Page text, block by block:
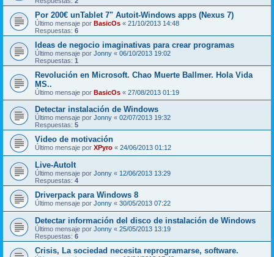
Por 200€ unTablet 7" Autoit-Windows apps (Nexus 7)
Último mensaje por BasicOs « 21/10/2013 14:48
Respuestas: 6
Ideas de negocio imaginativas para crear programas
Último mensaje por Jonny « 06/10/2013 19:02
Respuestas: 1
Revolución en Microsoft. Chao Muerte Ballmer. Hola Vida
MS..
Último mensaje por BasicOs « 27/08/2013 01:19
Detectar instalación de Windows
Último mensaje por Jonny « 02/07/2013 19:32
Respuestas: 5
Video de motivación
Último mensaje por XPyro « 24/06/2013 01:12
Live-AutoIt
Último mensaje por Jonny « 12/06/2013 13:29
Respuestas: 4
Driverpack para Windows 8
Último mensaje por Jonny « 30/05/2013 07:22
Detectar información del disco de instalación de Windows
Último mensaje por Jonny « 25/05/2013 13:19
Respuestas: 6
Crisis, La sociedad necesita reprogramarse, software.